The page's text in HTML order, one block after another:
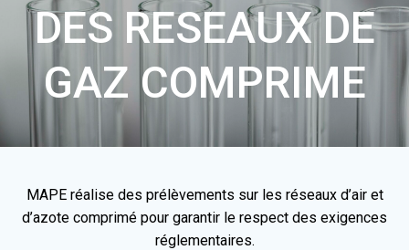
DES RESEAUX DE
GAZ COMPRIME
MAPE réalise des prélèvements sur les réseaux d’air et
d’azote comprimé pour garantir le respect des exigences
réglementaires.